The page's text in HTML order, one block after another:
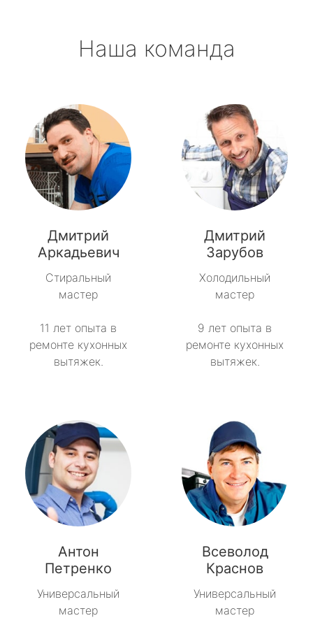
Наша команда
Дмитрий
Аркадьевич
Стиральный
мастер
11 лет опыта в
ремонте кухонных
вытяжек.
Дмитрий
Зарубов
Холодильный
мастер
9 лет опыта в
ремонте кухонных
вытяжек.
Антон
Петренко
Универсальный
мастер
Всеволод
Краснов
Универсальный
мастер